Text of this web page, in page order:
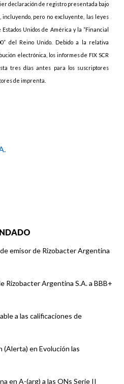
declaración de registro presentada bajo
pero no excluyente, las leyes
Unidos de América y la “Financial
del Reino Unido. Debido a la relativa
electrónica, los informes de FIX SCR
tres días antes para los suscriptores
de imprenta.
emisor de Rizobacter Argentina
Rizobacter Argentina S.A. a BBB+
a las calificaciones de
(Alerta) en Evolución las
en A-(arg) a las ONs Serie II